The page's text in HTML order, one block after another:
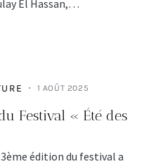
El Hassan,…
1 AOÛT 2025
Festival « Été des
édition du festival a